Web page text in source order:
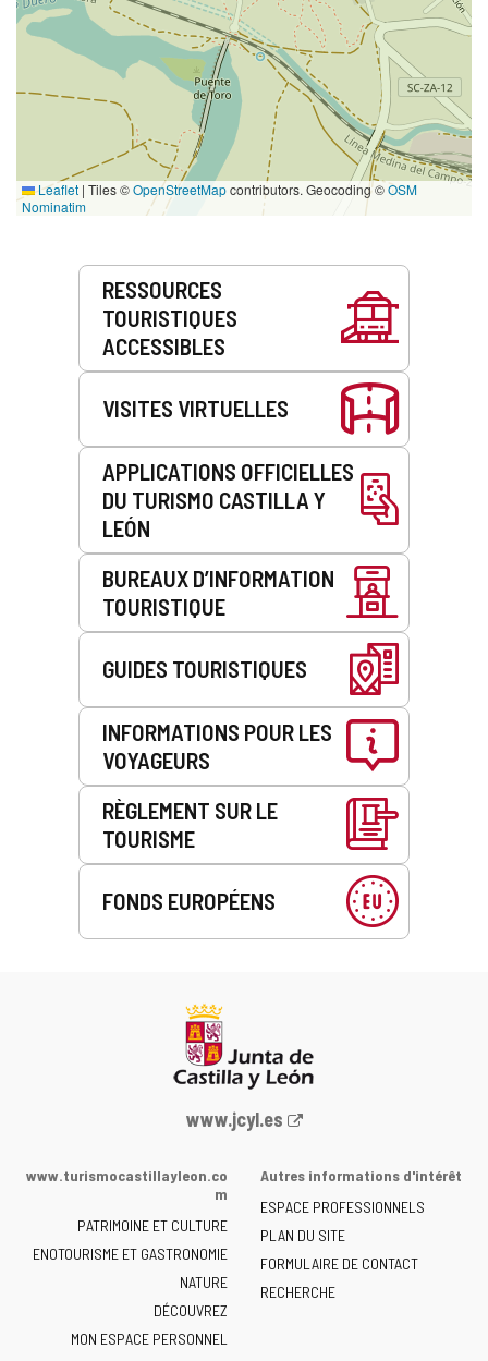
Leaflet | Tiles ©OpenStreetMapcontributors. Geocoding ©OSM
Nominatim
Prestations
RESSOURCES
TOURISTIQUES
ACCESSIBLES
VISITES VIRTUELLES
APPLICATIONS OFFICIELLES
DU TURISMO CASTILLA Y
LEÓN
BUREAUX D’INFORMATION
TOURISTIQUE
GUIDES TOURISTIQUES
INFORMATIONS POUR LES
VOYAGEURS
RÈGLEMENT SUR LE
TOURISME
FONDS EUROPÉENS
Portail
la
de
Castilla
y
León
-
www.jcyl.es
www.turismocastillayleon.co
m
PATRIMOINE ET CULTURE
ENOTOURISME ET GASTRONOMIE
NATURE
DÉCOUVREZ
MON ESPACE PERSONNEL
Autres informations d'intérêt
ESPACE PROFESSIONNELS
PLAN DU SITE
FORMULAIRE DE CONTACT
RECHERCHE